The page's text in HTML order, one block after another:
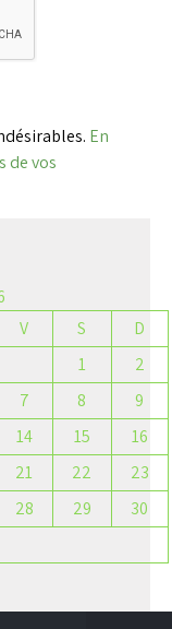
En
de vos
V S
D
1
2
7 8
9
14 15
16
21 22
23
28 29
30